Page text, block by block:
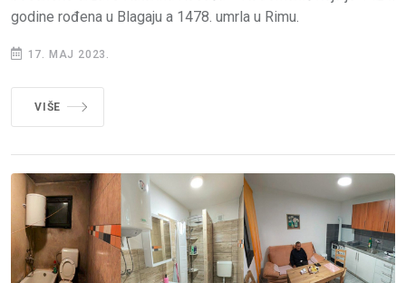
godine rođena u Blagaju a 1478. umrla u Rimu.
17. MAJ 2023.
VIŠE